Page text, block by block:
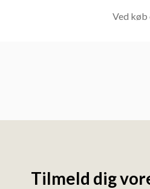
Ved køb
Tilmeld dig